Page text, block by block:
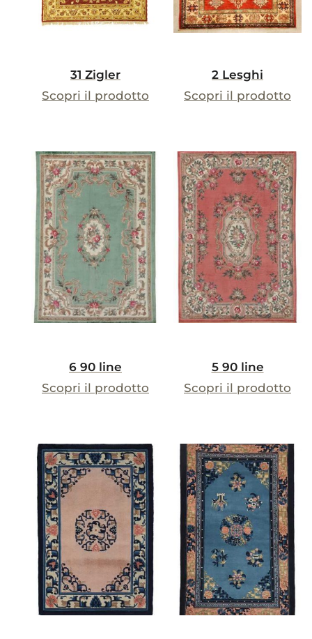
31 Zigler
Scopri il prodotto
2 Lesghi
Scopri il prodotto
6 90 line
Scopri il prodotto
5 90 line
Scopri il prodotto